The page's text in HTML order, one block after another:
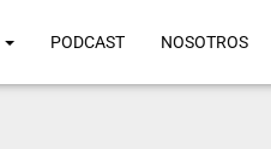
PODCAST NOSOTROS